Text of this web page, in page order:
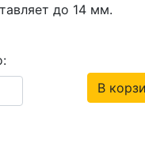
до 14 мм.
В